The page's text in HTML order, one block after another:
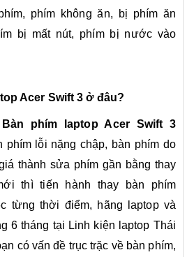
phím không ăn, bị phím ăn
bị mất nút, phím bị nước vào
Acer Swift 3ở đâu?
Bàn phím laptop Acer Swift 3
phím lỗi nặng chập, bàn phím do
thành sửa phím gần bằng thay
thì tiến hành thay bàn phím
từng thời điểm, hãng laptop và
6 tháng tại Linh kiện laptop Thái
có vấn đề trục trặc về bàn phím,